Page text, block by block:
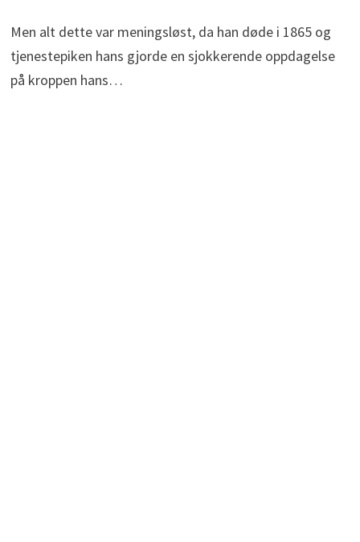
Men alt dette var meningsløst, da han døde i 1865 og
tjenestepiken hans gjorde en sjokkerende oppdagelse
på kroppen hans…